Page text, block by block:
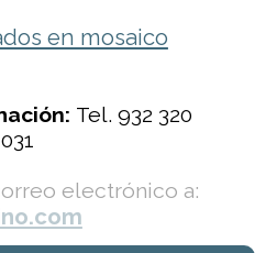
en mosaico
Tel. 932 320
electrónico a: